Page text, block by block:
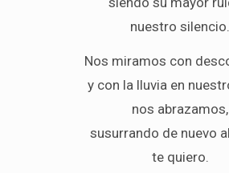
nuestro silencio.
Nos miramos con
y con la lluvia en
nos abrazamos,
susurrando de nuevo
te quiero.